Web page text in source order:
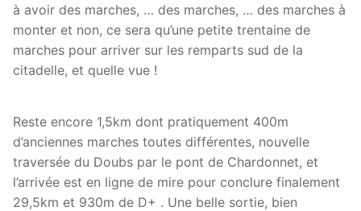
à avoir des marches, … des marches, … des marches à
monter et non, ce sera qu’une petite trentaine de
marches pour arriver sur les remparts sud de la
citadelle, et quelle vue !
Reste encore 1,5km dont pratiquement 400m
d’anciennes marches toutes différentes, nouvelle
traversée du Doubs par le pont de Chardonnet, et
l’arrivée est en ligne de mire pour conclure finalement
29,5km et 930m de D+ . Une belle sortie, bien